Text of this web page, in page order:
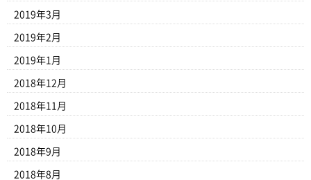
2019年3月
2019年2月
2019年1月
2018年12月
2018年11月
2018年10月
2018年9月
2018年8月